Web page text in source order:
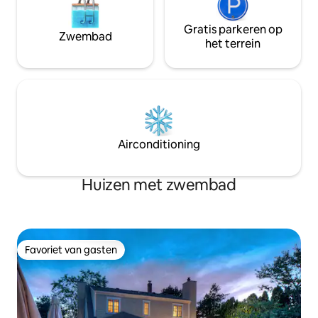
Zwembad
Gratis parkeren op
het terrein
Airconditioning
Huizen met zwembad
Favoriet van gasten
Favoriet van gasten